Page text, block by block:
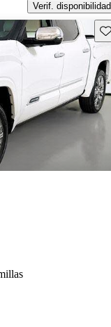
Verif. disponibilidad